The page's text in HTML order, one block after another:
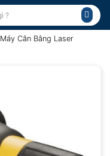
Máy Cân Bằng Laser